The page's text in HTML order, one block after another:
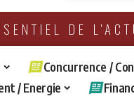
DE
Concurrence /
/ Energie